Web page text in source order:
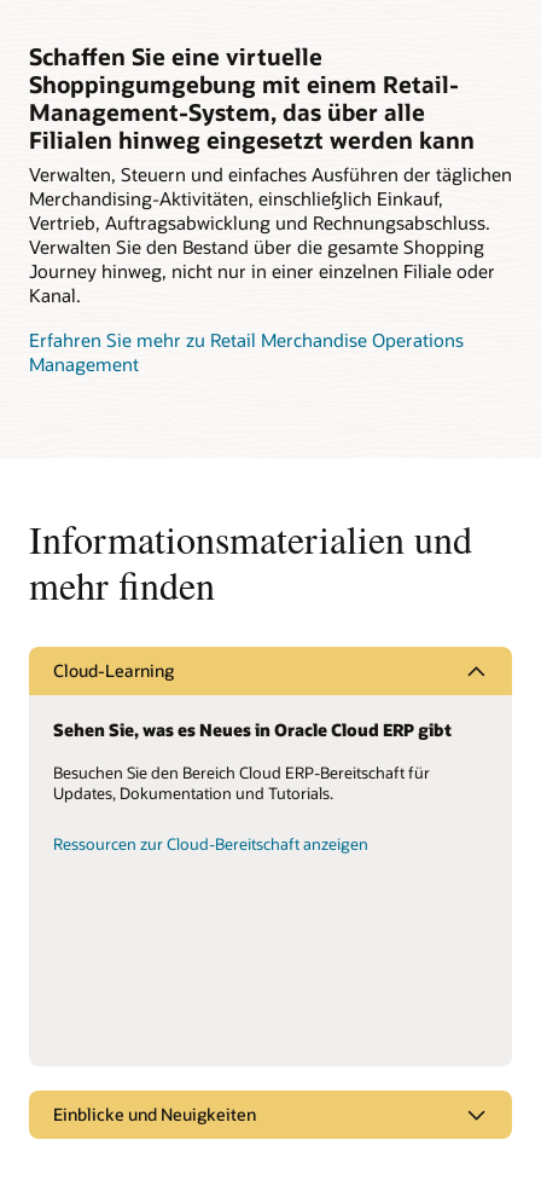
Schaffen Sie eine virtuelle
Shoppingumgebung mit einem Retail-
Management-System, das über alle
Filialen hinweg eingesetzt werden kann
Verwalten, Steuern und einfaches Ausführen der täglichen
Merchandising-Aktivitäten, einschließlich Einkauf,
Vertrieb, Auftragsabwicklung und Rechnungsabschluss.
Verwalten Sie den Bestand über die gesamte Shopping
Journey hinweg, nicht nur in einer einzelnen Filiale oder
Kanal.
Erfahren Sie mehr zu Retail Merchandise Operations
Management
Informationsmaterialien und
mehr finden
Cloud-Learning
Sehen Sie, was es Neues in Oracle Cloud ERP gibt
Besuchen Sie den Bereich Cloud ERP-Bereitschaft für
Updates, Dokumentation und Tutorials.
Ressourcen zur Cloud-Bereitschaft anzeigen
Einblicke und Neuigkeiten